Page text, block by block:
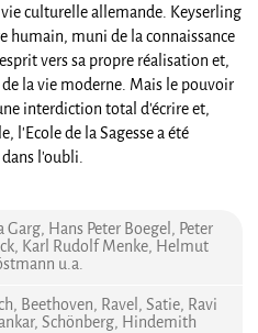
culturelle allemande. Keyserling
humain, muni de la connaissance
vers sa propre réalisation et,
la vie moderne. Mais le pouvoir
interdiction total d'écrire et,
l'Ecole de la Sagesse a été
l'oubli.
Garg, Hans Peter Boegel, Peter
Karl Rudolf Menke, Helmut
u.a.
Beethoven, Ravel, Satie, Ravi
Schönberg, Hindemith